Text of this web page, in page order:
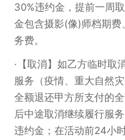
30%违约金，提前一周
金包含摄影(像)师档期
务费。
【取消】如乙方临时取
服务（疫情、重大自然
全额退还甲方所支付的
后中途取消继续履行服
违约金；在活动前24小